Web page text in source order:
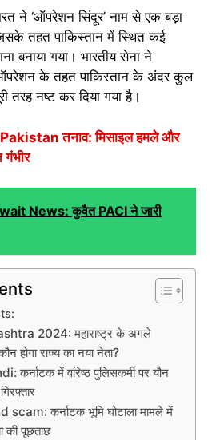
ने ‘ऑपरेशन सिंदूर’ नाम से एक बड़ा
तहत पाकिस्तान में स्थित कई
बनाया गया। भारतीय सेना ने
के तहत पाकिस्तान के अंदर कुल
तरह नष्ट कर दिया गया है।
तनाव: मिसाइल हमले और
गंभीर
News: कुवैत PACI ने जारी
2024: महाराष्ट्र के अगले
होगा राज्य का नया नेता?
में वरिष्ठ पुलिसकर्मी पर यौन
कर्नाटक भूमि घोटाला मामले में
की पूछताछ